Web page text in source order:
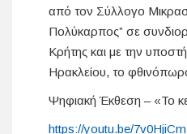
από τον Σύλλογο
Πολύκαρπος” σε
Κρήτης και με την
Ηρακλείου, το
Ψηφιακή Έκθεση – «Το
https://youtu.be/